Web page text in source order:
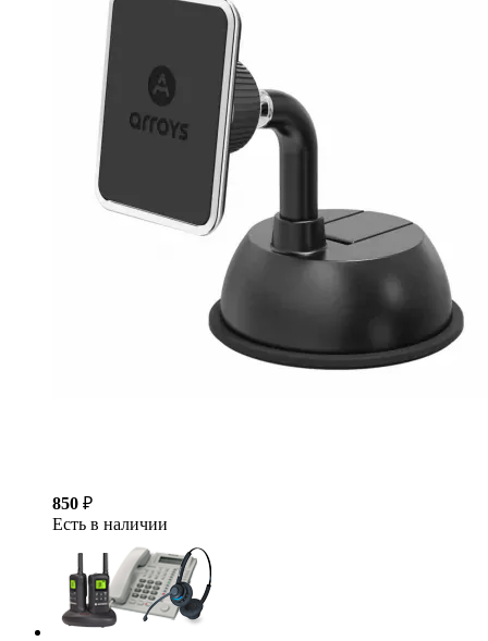
850 ₽
Есть в наличии